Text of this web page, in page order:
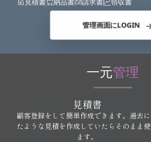
管理画面にLOGIN
一元管理
見積書
顧客登録をして簡単作成できます。過去
たような見積を作成していたらそのまま使
ます。